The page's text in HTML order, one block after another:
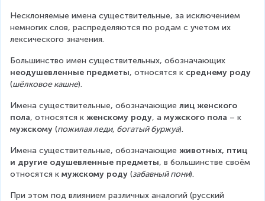
Несклоняемые имена существительные, за исключением
немногих слов, распределяются по родам с учетом их
лексического значения.
Большинство имен существительных, обозначающих
неодушевленные предметы, относятся к среднему роду
(шёлковое кашне).
Имена существительные, обозначающие лиц женского
пола, относятся к женскому роду, а мужского пола – к
мужскому (пожилая леди, богатый буржуа).
Имена существительные, обозначающие животных, птиц
и другие одушевленные предметы, в большинстве своём
относятся к мужскому роду (забавный пони).
При этом под влиянием различных аналогий (русский